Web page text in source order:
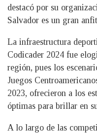
destacó por su
Salvador es un gran
La infraestructura
Codicader 2024 fue
región, pues los
Juegos
2023, ofrecieron a los
óptimas para brillar en
A lo largo de las